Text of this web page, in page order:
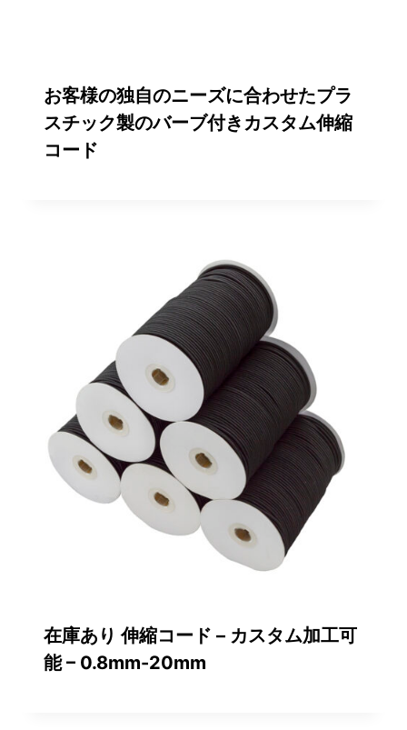
お客様の独自のニーズに合わせたプラ
スチック製のバーブ付きカスタム伸縮
コード
在庫あり 伸縮コード – カスタム加工可
能 – 0.8mm-20mm